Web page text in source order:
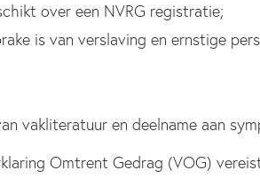
over een NVRG registratie;
is van verslaving en ernstige
vakliteratuur en deelname aan
Omtrent Gedrag (VOG)